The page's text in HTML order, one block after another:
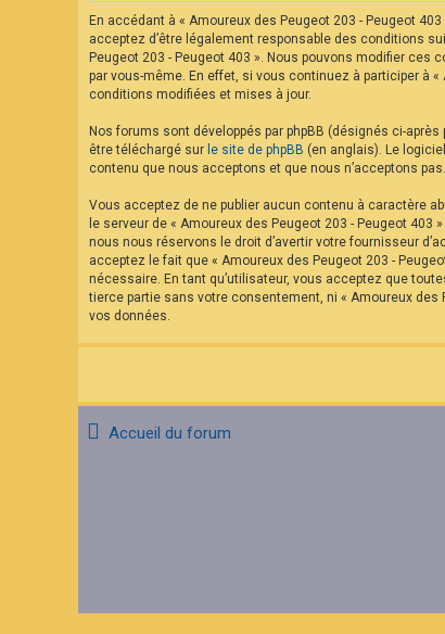
En accédant à « Amoureux des Peugeot 203 - Peugeot
acceptez d’être légalement responsable des conditions
Peugeot 203 - Peugeot 403 ». Nous pouvons modifier
par vous-même. En effet, si vous continuez à participer à
conditions modifiées et mises à jour.
Nos forums sont développés par phpBB (désignés ci-
être téléchargé sur le site de phpBB (en anglais). Le
contenu que nous acceptons et que nous n’acceptons
Vous acceptez de ne publier aucun contenu à caractère
le serveur de « Amoureux des Peugeot 203 - Peugeot
nous nous réservons le droit d’avertir votre fournisseur
acceptez le fait que « Amoureux des Peugeot 203 -
nécessaire. En tant qu’utilisateur, vous acceptez que
tierce partie sans votre consentement, ni « Amoureux
vos données.
Accueil du forum